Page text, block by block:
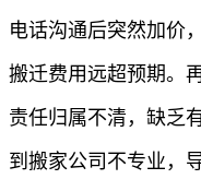
电话沟通后突然加价
搬迁费用远超预期。
责任归属不清，缺乏
到搬家公司不专业，